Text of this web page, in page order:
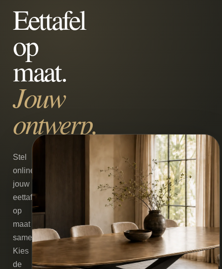
Eettafel
op
maat.
Jouw
ontwerp.
Stel
online
jouw
eettafel
op
maat
samen.
Kies
de